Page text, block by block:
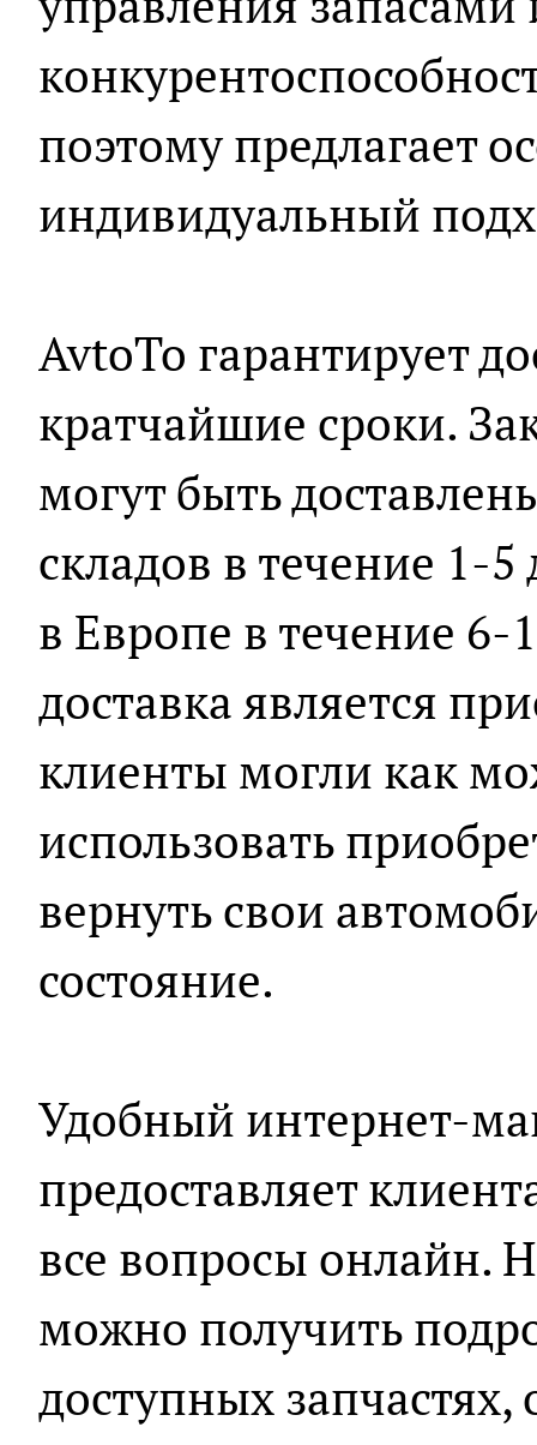
поэтому предлагает
индивидуальный
AvtoTo гарантирует
кратчайшие сроки.
могут быть
складов в течение 1-
в Европе в течение 6-
доставка является
клиенты могли как
использовать
вернуть свои
состояние.
Удобный интернет-
предоставляет
все вопросы онлайн.
можно получить
доступных